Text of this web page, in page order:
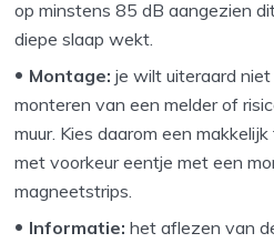
op minstens 85 dB aangezien
diepe slaap wekt.
Montage: je wilt uiteraard
monteren van een melder of
muur. Kies daarom een
met voorkeur eentje met een
magneetstrips.
Informatie:het aflezen van